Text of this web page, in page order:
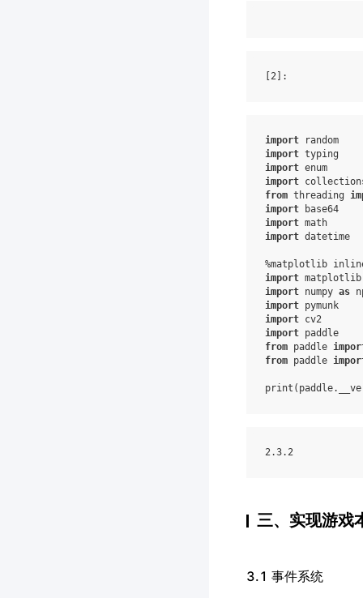
[2]
import
random
import typing
import enum
import
from threading
import
base64
import math
import datetime
%matplotlib
import
import numpy as
import pymunk
import cv2
import paddle
from paddle
from paddle
print ( paddle.
2 .3.2
三、实现游戏
3.1 事件系统